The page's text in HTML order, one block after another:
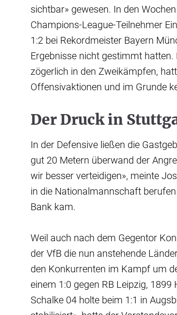
sichtbar» gewesen. In den
Champions-League-Teilnehmer
1:2 bei Rekordmeister Bayern
Ergebnisse nicht gestimmt
zögerlich in den Zweikämpfen,
Offensivaktionen und im Grunde
Der Druck in
In der Defensive ließen die
gut 20 Metern überwand der
wir besser verteidigen», meinte
in die Nationalmannschaft
Bank kam.
Weil auch nach dem Gegentor
der VfB die nun anstehende
den Konkurrenten im Kampf um
einem 1:0 gegen RB Leipzig,
Schalke 04 holte beim 1:1 in